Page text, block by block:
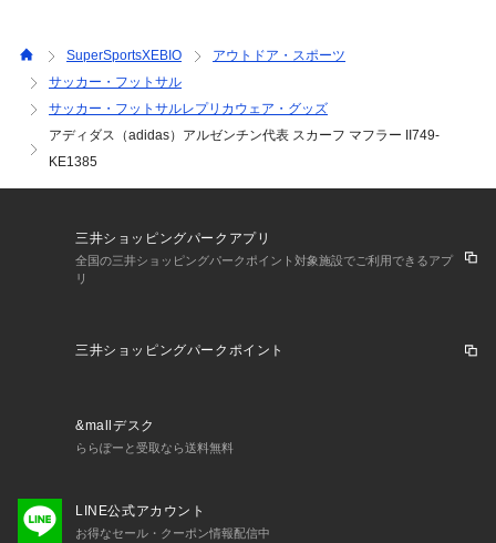
商品の色味が若干異なる場合があります。
※掲載の価格・製品のパッケージ・デザイン・仕様について、
予告なく変更することがあります。あらかじめご了承くださ
い。アディダス ADIDAS スーパースポーツゼビオ ゼビオ Sup
er Sports XEBIO サッカー soccer フットボール サッカー小物
ロゴ アルゼンチン アルゼンチン代表 2026 ブルー ホワイト ア
イシーブルー 26scab
SuperSportsXEBIO
アウトドア・スポーツ
サッカー・フットサル
サッカー・フットサルレプリカウェア・グッズ
アディダス（adidas）アルゼンチン代表 スカーフ マフラー II749-
KE1385
三井ショッピングパークアプリ
全国の三井ショッピングパークポイント対象施設でご利用できるアプ
リ
三井ショッピングパークポイント
&mallデスク
ららぽーと受取なら送料無料
LINE公式アカウント
お得なセール・クーポン情報配信中